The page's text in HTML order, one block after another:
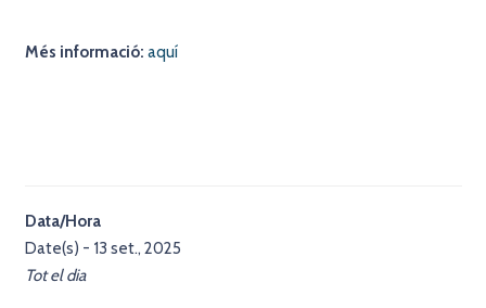
Més informació: aquí
Data/Hora
Date(s) - 13 set., 2025
Tot el dia